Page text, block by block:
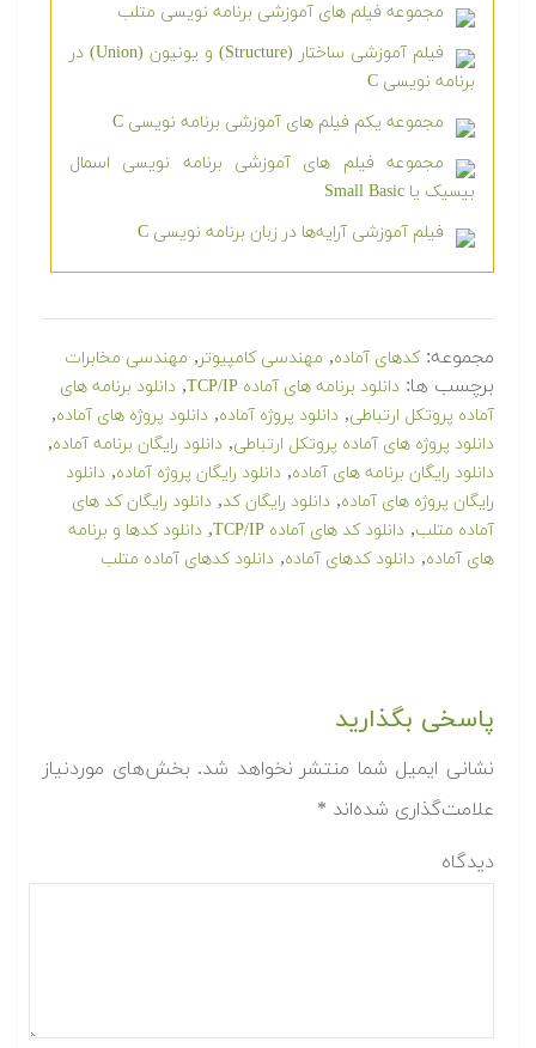
مجموعه فیلم های آموزشی برنامه نویسی متلب
فیلم آموزشی ساختار (Structure) و یونیون (Union) در
برنامه نویسی C
مجموعه یکم فیلم های آموزشی برنامه نویسی C
مجموعه فیلم های آموزشی برنامه نویسی اسمال
بیسیک یا Small Basic
فیلم آموزشی آرایه‌ها در زبان برنامه نویسی C
مجموعه:کدهای آماده, مهندسی کامپیوتر, مهندسی مخابرات
برچسب ها: دانلود برنامه های آماده TCP/IP , دانلود برنامه های
آماده پروتکل ارتباطی, دانلود پروژه آماده, دانلود پروژه های آماده,
دانلود پروژه های آماده پروتکل ارتباطی, دانلود رایگان برنامه آماده,
دانلود رایگان برنامه های آماده, دانلود رایگان پروژه آماده, دانلود
رایگان پروژه های آماده, دانلود رایگان کد, دانلود رایگان کد های
آماده متلب, دانلود کد های آماده TCP/IP , دانلود کدها و برنامه
های آماده, دانلود کدهای آماده, دانلود کدهای آماده متلب
پاسخی بگذارید
نشانی ایمیل شما منتشر نخواهد شد. بخش‌های موردنیاز
علامت‌گذاری شده‌اند *
دیدگاه